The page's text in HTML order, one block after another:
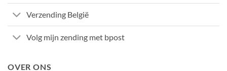
Verzending België
Volg mijn zending met bpost
OVER ONS